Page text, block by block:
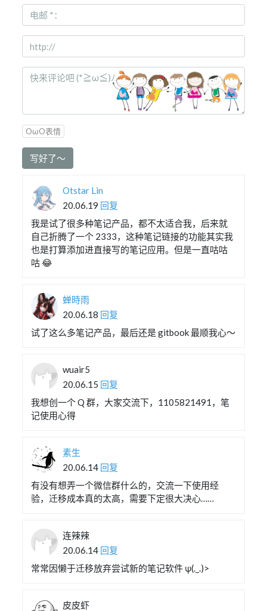
OωO表情
写好了～
Otstar Lin
20.06.19 回复
我是试了很多种笔记产品，都不太适合我，后来就
自己折腾了一个 2333，这种笔记链接的功能其实我
也是打算添加进直接写的笔记应用。但是一直咕咕
咕 😂
蝉時雨
20.06.18 回复
试了这么多笔记产品，最后还是 gitbook 最顺我心～
wuair5
20.06.15 回复
我想创一个 Q 群，大家交流下，1105821491，笔
记使用心得
素生
20.06.14 回复
有没有想弄一个微信群什么的，交流一下使用经
验，迁移成本真的太高，需要下定很大决心……
连辣辣
20.06.14 回复
常常因懒于迁移放弃尝试新的笔记软件 ψ(._.)>
皮皮虾